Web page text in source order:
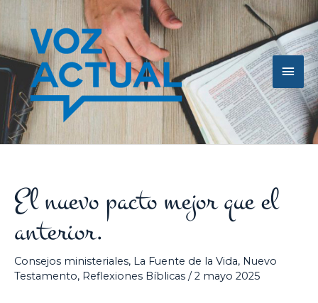
contenido
El nuevo pacto mejor que el
anterior.
Consejos ministeriales, La Fuente de la Vida, Nuevo
Testamento, Reflexiones Bíblicas /2 mayo 2025